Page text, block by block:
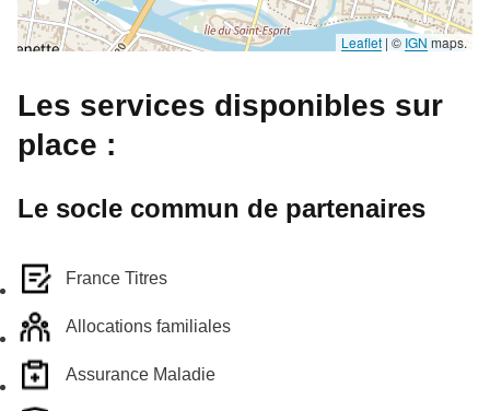
Leaflet | © IGN maps.
Les services disponibles sur
place :
Le socle commun de partenaires
France Titres
Allocations familiales
Assurance Maladie